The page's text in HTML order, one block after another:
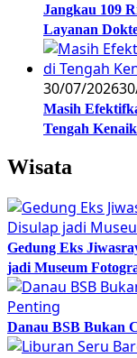
Jangkau 109
Layanan
30/07/2026
Masih
Tengah
Wisata
Gedung Eks
jadi Museum
Danau BSB Bukan